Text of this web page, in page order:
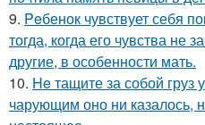
9. Peбенок чувствует себя
тогда, когда его чувства не
другие, в особенности мать.
10. He тащите за собой
чарующим оно ни казалось,